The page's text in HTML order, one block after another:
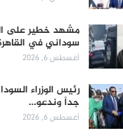
مشهد خطير على
سوداني في
أغسطس 6, 2026
رئيس الوزراء
جداً وندعو…
أغسطس 6, 2026